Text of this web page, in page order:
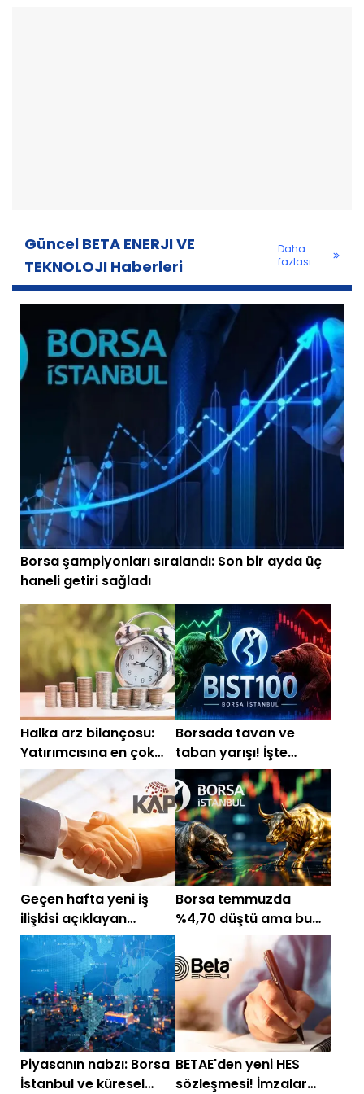
Güncel BETA ENERJI VE
TEKNOLOJI Haberleri
Daha
fazlası
Borsa şampiyonları sıralandı: Son bir ayda üç
haneli getiri sağladı
Halka arz bilançosu:
Yatırımcısına en çok
kazandıranlar belli
oldu
Borsada tavan ve
taban yarışı! İşte
günün öne çıkan
hisseleri
Geçen hafta yeni iş
ilişkisi açıklayan
şirketler!
Borsa temmuzda
%4,70 düştü ama bu
hisseler kazandırdı!
Piyasanın nabzı: Borsa
İstanbul ve küresel
BETAE'den yeni HES
sözleşmesi! İmzalar